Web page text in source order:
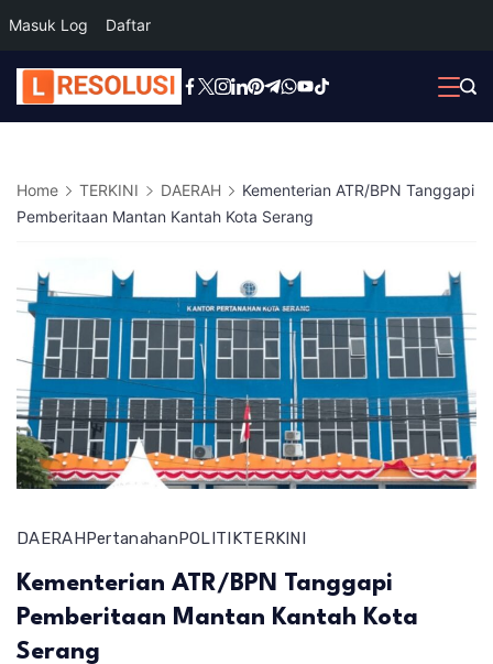
Masuk Log Daftar
Skip
to
Home TERKINI DAERAH
Kementerian ATR/BPN Tanggapi
Pemberitaan Mantan Kantah Kota Serang
DAERAHPertanahanPOLITIKTERKINI
Kementerian ATR/BPN Tanggapi
Pemberitaan Mantan Kantah Kota
Serang